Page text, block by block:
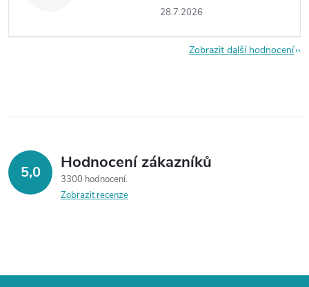
28.7.2026
Zobrazit další hodnocení
5,0 Hodnocení zákazníků
3300 hodnocení
Zobrazit recenze